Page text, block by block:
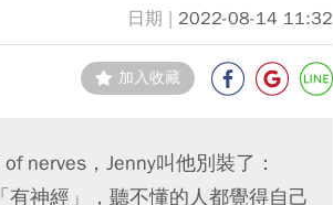
2022-08-14 11:32
加入收藏
nerves，Jenny叫他別裝了：
有神經」，聽不懂的人都覺得自己